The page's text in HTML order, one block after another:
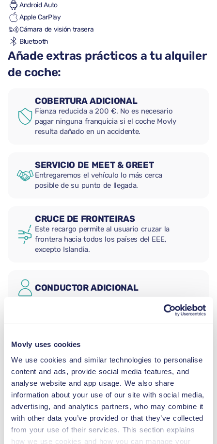
Movly uses cookies
We use cookies and similar technologies to personalise
content and ads, provide social media features, and
analyse website and app usage. We also share
information about your use of our site with social media,
advertising, and analytics partners, who may combine it
with other data you’ve provided or that they’ve collected
from your use of their services. This section explains
how we use cookies and how you can manage your
Android Auto
Apple CarPlay
Cámara de visión trasera
Bluetooth
Añade extras prácticos a tu alquiler
de coche:
COBERTURA ADICIONAL
Fianza reducida a 200 €. No es necesario
pagar ninguna franquicia si el coche Movly
resulta dañado en un accidente.
SERVICIO DE MEET & GREET
Entregaremos el vehículo lo más cerca
posible de su punto de llegada.
CRUCE DE FRONTEIRAS
Este recargo permite al usuario cruzar la
frontera hacia todos los países del EEE,
excepto Islandia.
CONDUCTOR ADICIONAL
ASIENTO PARA NIÑOS (GRUPO I)
9–18 kg
ASIENTO PARA NIÑOS (GRUPO II-
III)
15–36 kg